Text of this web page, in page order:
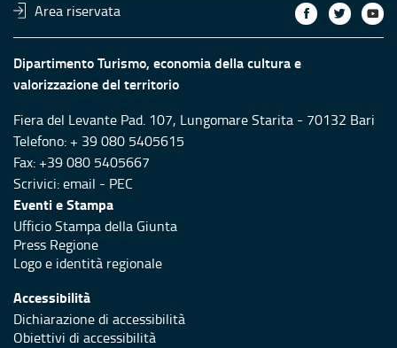
Area riservata
Dipartimento Turismo, economia della cultura e
valorizzazione del territorio
Fiera del Levante Pad. 107, Lungomare Starita - 70132 Bari
Telefono: + 39 080 5405615
Fax: +39 080 5405667
Scrivici:email - PEC
Eventi e Stampa
Ufficio Stampa della Giunta
Press Regione
Logo e identità regionale
Accessibilità
Dichiarazione di accessibilità
Obiettivi di accessibilità